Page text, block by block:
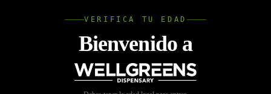
VERIFICA TU EDAD
Bienvenido a
Volver a Recursos